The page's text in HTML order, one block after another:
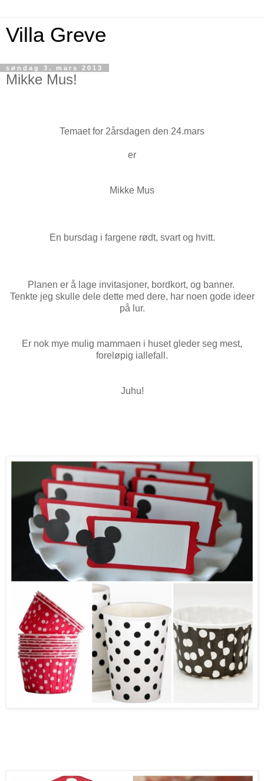
Villa Greve
søndag 3. mars 2013
Mikke Mus!
Temaet for 2årsdagen den 24.mars
er
Mikke Mus
En bursdag i fargene rødt, svart og hvitt.
Planen er å lage invitasjoner, bordkort, og banner.
Tenkte jeg skulle dele dette med dere, har noen gode ideer
på lur.
Er nok mye mulig mammaen i huset gleder seg mest,
foreløpig iallefall.
Juhu!